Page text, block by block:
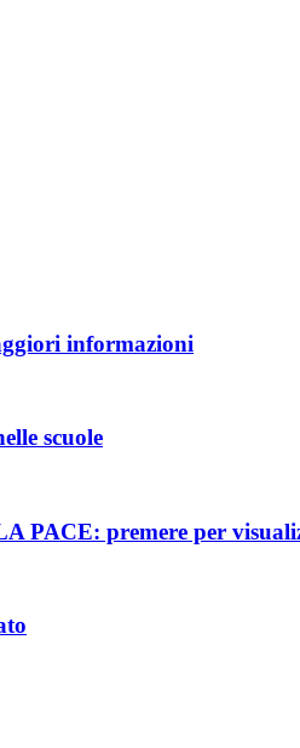
informazioni
scuole
PACE: premere per